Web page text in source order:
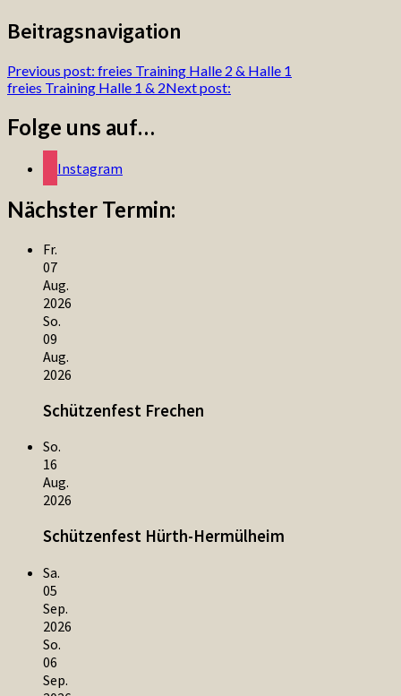
Beitragsnavigation
Previous post: freies Training Halle 2 & Halle 1
freies Training Halle 1 & 2Next post:
Folge uns auf…
Instagram
Nächster Termin:
Fr.
07
Aug.
2026
So.
09
Aug.
2026
Schützenfest Frechen
So.
16
Aug.
2026
Schützenfest Hürth-Hermülheim
Sa.
05
Sep.
2026
So.
06
Sep.